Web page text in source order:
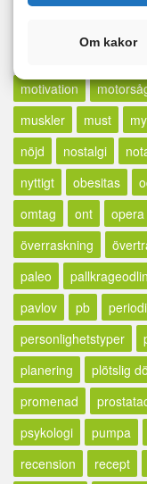
motivation
muskler
must
nöjd
nostalgi
nyttigt
obesitas
omtag
ont opera
överraskning
paleo
pavlov
pb
personlighetstyper
planering
plötslig
promenad
psykologi
pumpa
recension
recept
Om kakor